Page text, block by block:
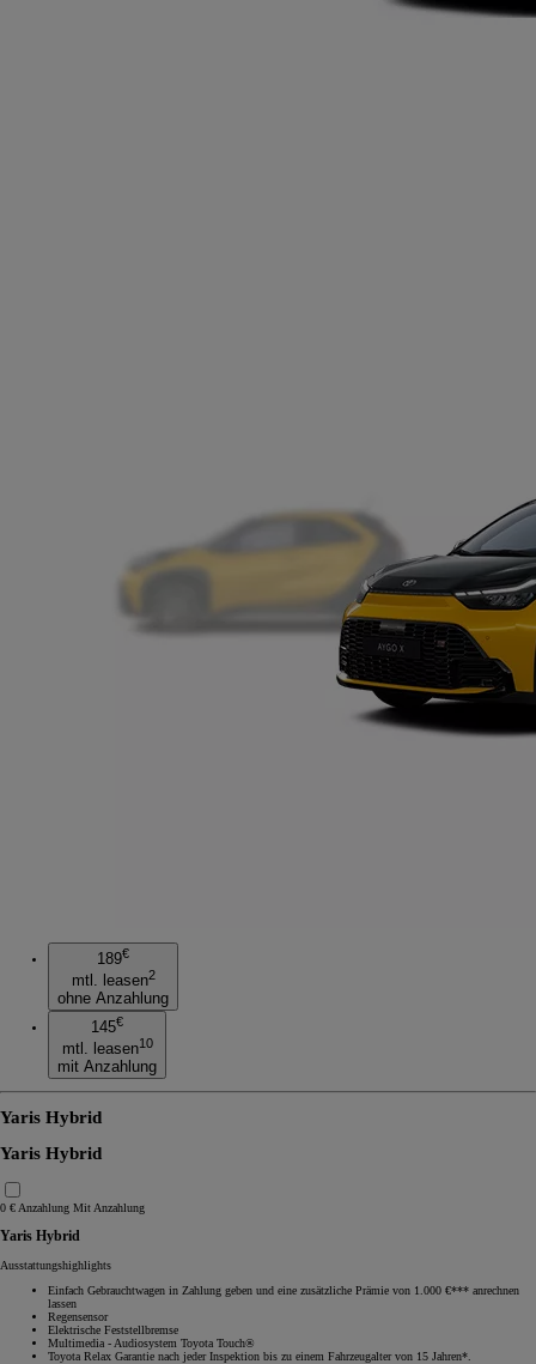
189€
mtl. leasen2
ohne Anzahlung
145€
mtl. leasen10
mit Anzahlung
Yaris Hybrid
Yaris Hybrid
0 € Anzahlung Mit Anzahlung
Yaris Hybrid
Ausstattungshighlights
Einfach Gebrauchtwagen in Zahlung geben und eine zusätzliche Prämie von 1.000 €*** anrechnen
lassen
Regensensor
Elektrische Feststellbremse
Multimedia - Audiosystem Toyota Touch®
Toyota Relax Garantie nach jeder Inspektion bis zu einem Fahrzeugalter von 15 Jahren*.